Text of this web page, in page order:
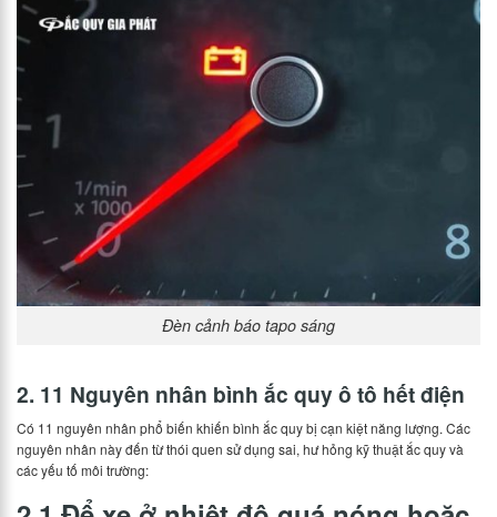
Đèn cảnh báo tapo sáng
2. 11 Nguyên nhân bình ắc quy ô tô hết điện
Có 11 nguyên nhân phổ biến khiến bình ắc quy bị cạn kiệt năng lượng. Các
nguyên nhân này đến từ thói quen sử dụng sai, hư hỏng kỹ thuật ắc quy và
các yếu tố môi trường: